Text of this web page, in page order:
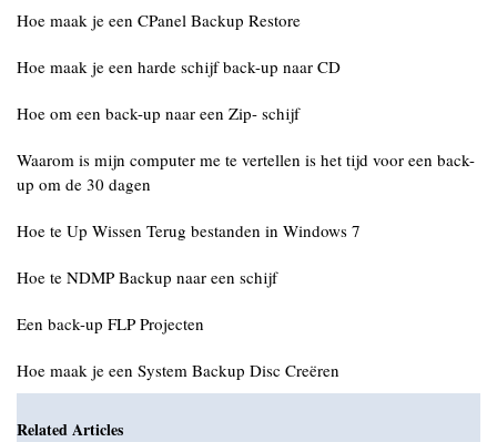
Hoe maak je een CPanel Backup Restore
Hoe maak je een harde schijf back-up naar CD
Hoe om een back-up naar een Zip- schijf
Waarom is mijn computer me te vertellen is het tijd voor een back-
up om de 30 dagen
Hoe te Up Wissen Terug bestanden in Windows 7
Hoe te NDMP Backup naar een schijf
Een back-up FLP Projecten
Hoe maak je een System Backup Disc Creëren
Related Articles